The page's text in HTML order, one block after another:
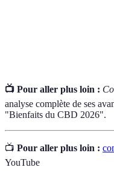
📺 Pour aller plus loin :
analyse complète de ses
"Bienfaits du CBD 2026".
📺 Pour aller plus loin :
YouTube